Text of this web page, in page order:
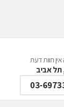
חוות דעת
03-